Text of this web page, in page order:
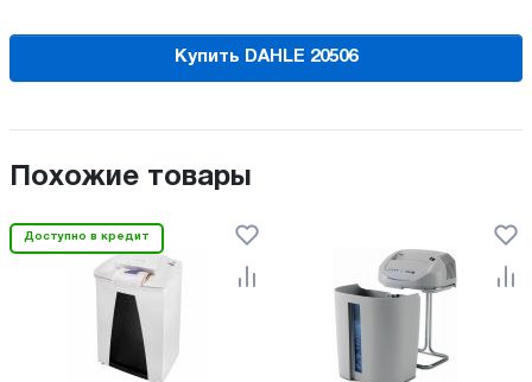
Купить DAHLE 20506
Похожие товары
Доступно в кредит